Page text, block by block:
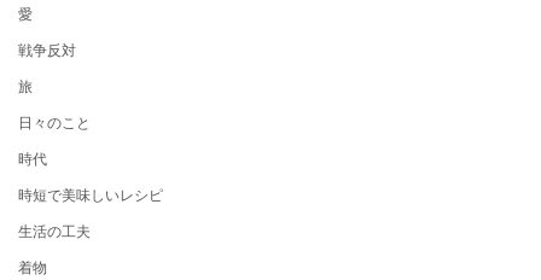
愛
戦争反対
旅
日々のこと
時代
時短で美味しいレシピ
生活の工夫
着物